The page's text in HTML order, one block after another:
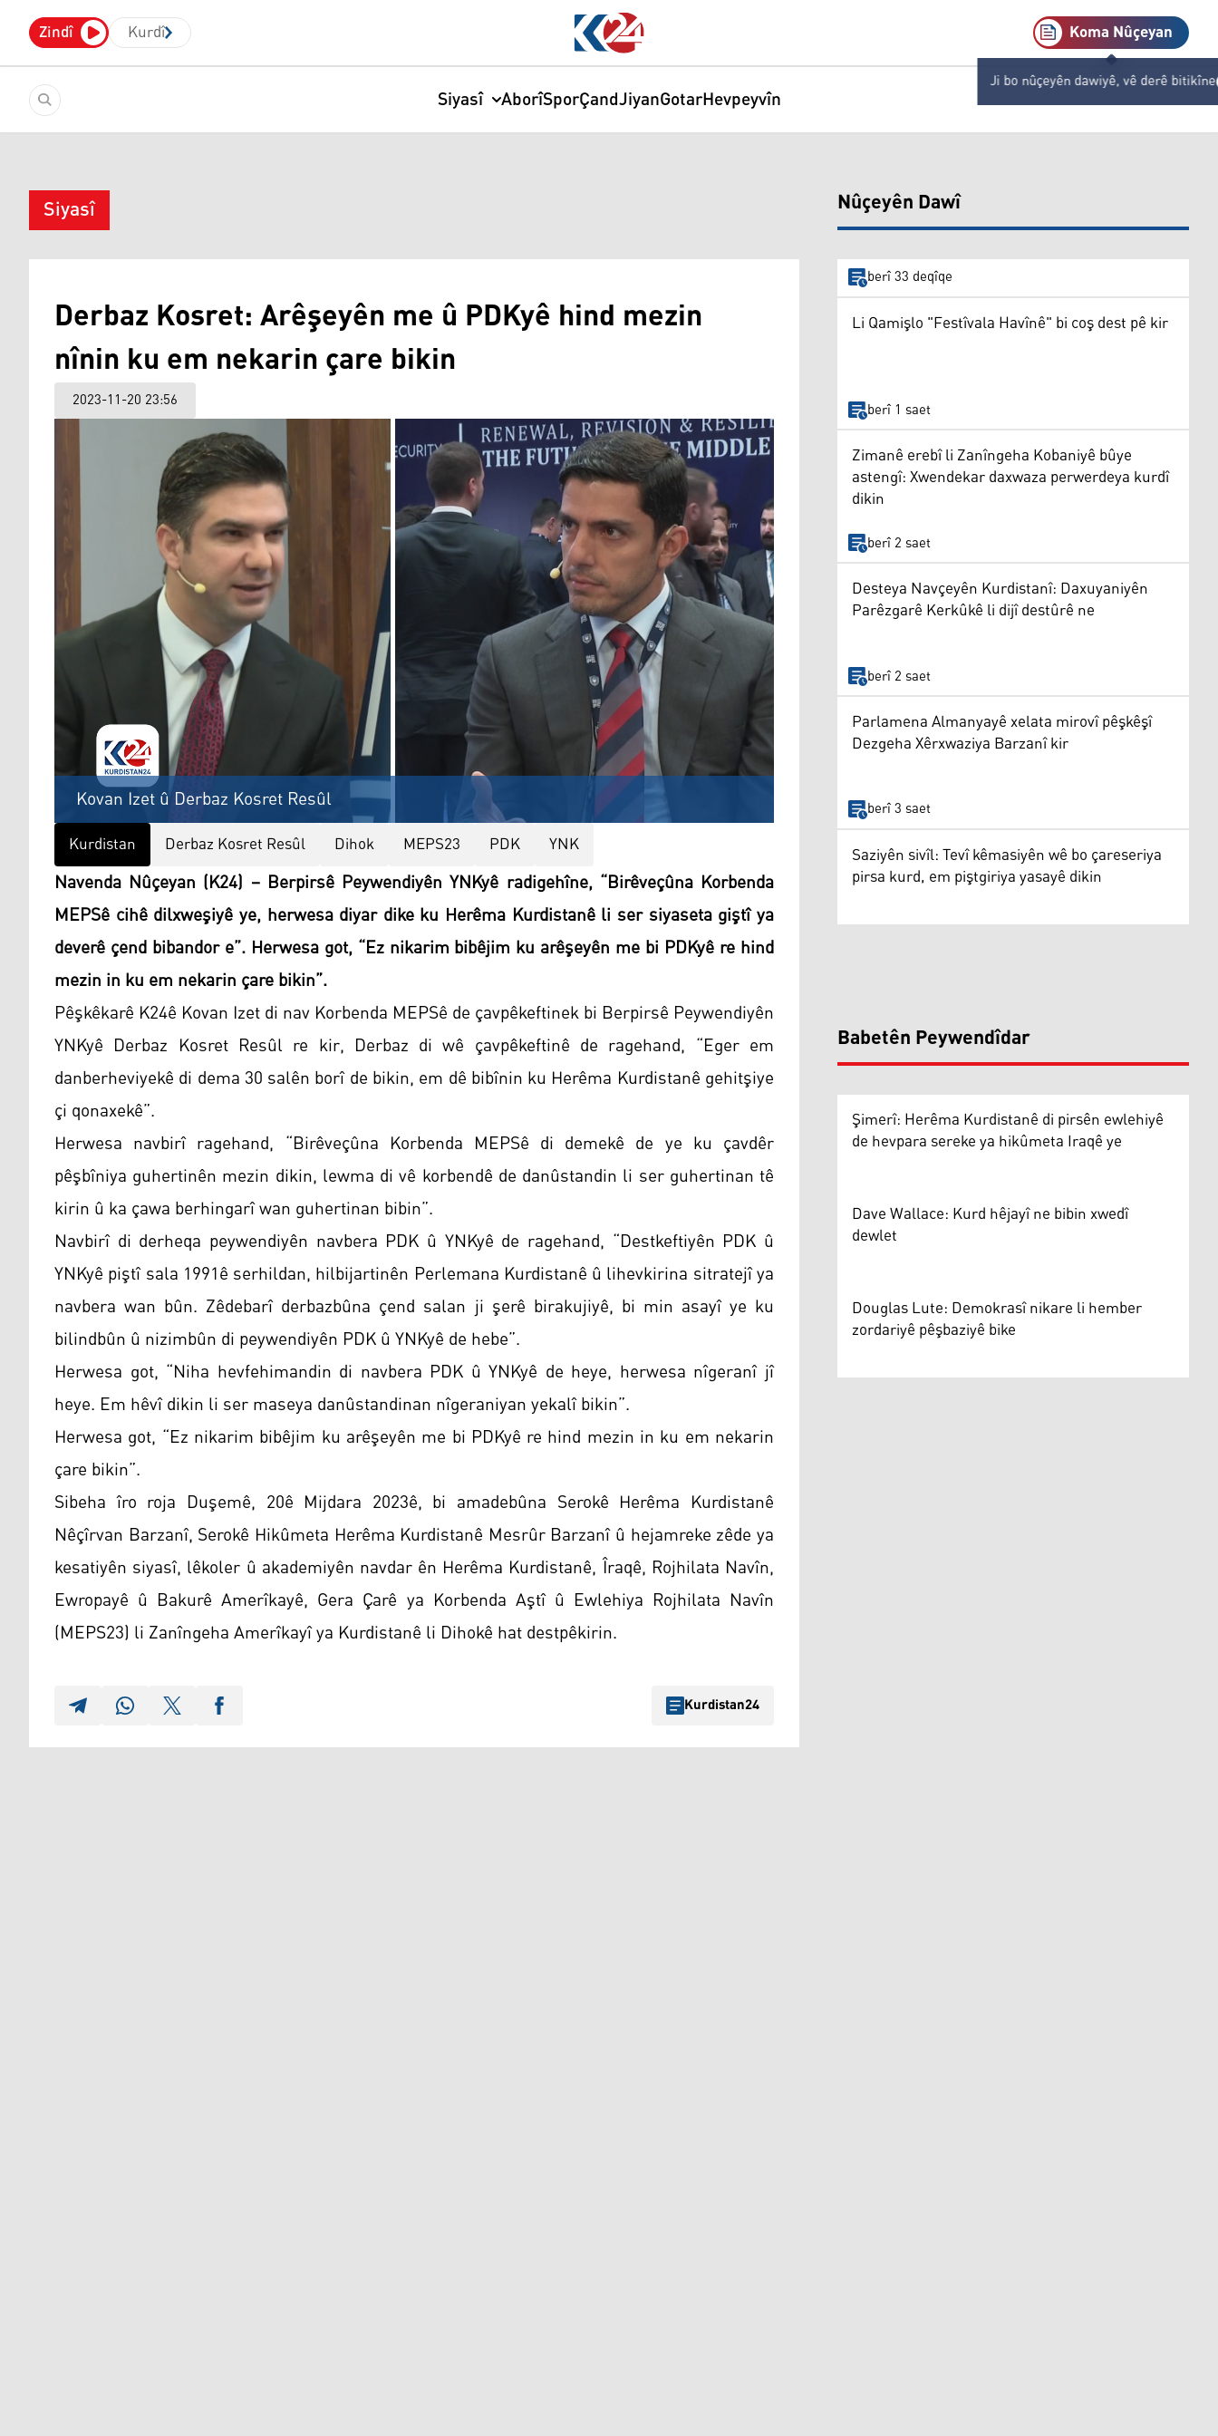
Zindî Kurdî Koma Nûçeyan
Ji bo nûçeyên dawiyê, vê derê bitikîne
Siyasî AborîSporÇandJiyanGotarHevpeyvîn
Siyasî
Derbaz Kosret: Arêşeyên me û PDKyê hind mezin
nînin ku em nekarin çare bikin
2023-11-20 23:56
Kovan Izet û Derbaz Kosret Resûl
Kurdistan Derbaz Kosret Resûl Dihok MEPS23 PDK YNK
Navenda Nûçeyan (K24) – Berpirsê Peywendiyên YNKyê radigehîne, “Birêveçûna Korbenda
MEPSê cihê dilxweşiyê ye, herwesa diyar dike ku Herêma Kurdistanê li ser siyaseta giştî ya
deverê çend bibandor e”. Herwesa got, “Ez nikarim bibêjim ku arêşeyên me bi PDKyê re hind
mezin in ku em nekarin çare bikin”.
Pêşkêkarê K24ê Kovan Izet di nav Korbenda MEPSê de çavpêkeftinek bi Berpirsê Peywendiyên
YNKyê Derbaz Kosret Resûl re kir, Derbaz di wê çavpêkeftinê de ragehand, “Eger em
danberheviyekê di dema 30 salên borî de bikin, em dê bibînin ku Herêma Kurdistanê gehitşiye
çi qonaxekê”.
Herwesa navbirî ragehand, “Birêveçûna Korbenda MEPSê di demekê de ye ku çavdêr
pêşbîniya guhertinên mezin dikin, lewma di vê korbendê de danûstandin li ser guhertinan tê
kirin û ka çawa berhingarî wan guhertinan bibin”.
Navbirî di derheqa peywendiyên navbera PDK û YNKyê de ragehand, “Destkeftiyên PDK û
YNKyê piştî sala 1991ê serhildan, hilbijartinên Perlemana Kurdistanê û lihevkirina sitratejî ya
navbera wan bûn. Zêdebarî derbazbûna çend salan ji şerê birakujiyê, bi min asayî ye ku
bilindbûn û nizimbûn di peywendiyên PDK û YNKyê de hebe”.
Herwesa got, “Niha hevfehimandin di navbera PDK û YNKyê de heye, herwesa nîgeranî jî
heye. Em hêvî dikin li ser maseya danûstandinan nîgeraniyan yekalî bikin”.
Herwesa got, “Ez nikarim bibêjim ku arêşeyên me bi PDKyê re hind mezin in ku em nekarin
çare bikin”.
Sibeha îro roja Duşemê, 20ê Mijdara 2023ê, bi amadebûna Serokê Herêma Kurdistanê
Nêçîrvan Barzanî, Serokê Hikûmeta Herêma Kurdistanê Mesrûr Barzanî û hejamreke zêde ya
kesatiyên siyasî, lêkoler û akademiyên navdar ên Herêma Kurdistanê, Îraqê, Rojhilata Navîn,
Ewropayê û Bakurê Amerîkayê, Gera Çarê ya Korbenda Aştî û Ewlehiya Rojhilata Navîn
(MEPS23) li Zanîngeha Amerîkayî ya Kurdistanê li Dihokê hat destpêkirin.
Kurdistan24
Nûçeyên Dawî
berî 33 deqîqe
Li Qamişlo "Festîvala Havînê" bi coş dest pê kir
berî 1 saet
Zimanê erebî li Zanîngeha Kobaniyê bûye
astengî: Xwendekar daxwaza perwerdeya kurdî
dikin
berî 2 saet
Desteya Navçeyên Kurdistanî: Daxuyaniyên
Parêzgarê Kerkûkê li dijî destûrê ne
berî 2 saet
Parlamena Almanyayê xelata mirovî pêşkêşî
Dezgeha Xêrxwaziya Barzanî kir
berî 3 saet
Saziyên sivîl: Tevî kêmasiyên wê bo çareseriya
pirsa kurd, em piştgiriya yasayê dikin
Babetên Peywendîdar
Şimerî: Herêma Kurdistanê di pirsên ewlehiyê
de hevpara sereke ya hikûmeta Iraqê ye
Dave Wallace: Kurd hêjayî ne bibin xwedî
dewlet
Douglas Lute: Demokrasî nikare li hember
zordariyê pêşbaziyê bike